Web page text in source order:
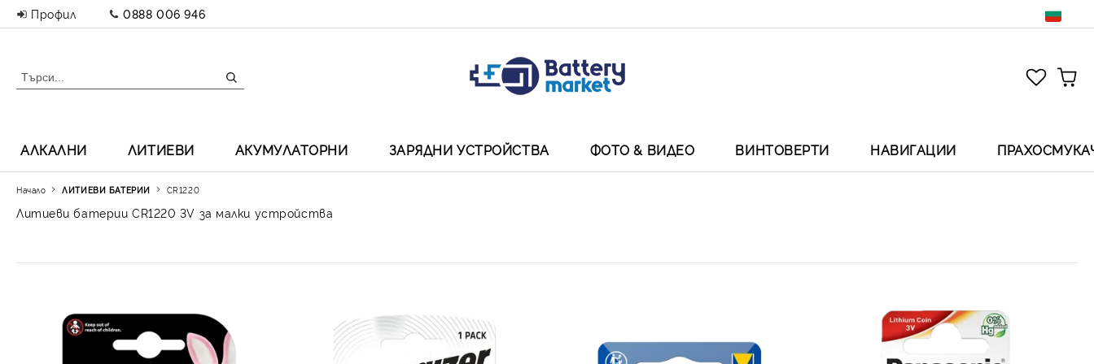
Профил 0888 006 946
АЛКАЛНИ ЛИТИЕВИ АКУМУЛАТОРНИ ЗАРЯДНИ УСТРОЙСТВА ФОТО & ВИДЕО ВИНТОВЕРТИ НАВИГАЦИИ
Начало ЛИТИЕВИ БАТЕРИИ CR1220
Литиеви батерии CR1220 3V за малки устройства